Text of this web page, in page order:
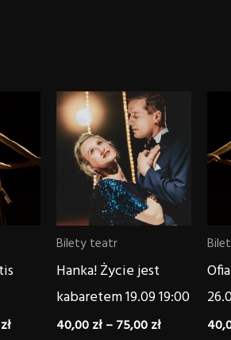
zł
40,00 zł
do
Ten
produkt
ma
wariantów.
Opcje
można
wybrać
Bilety teatr
Hanka! Życie jest
kabaretem 19.09 19:00
40,00zł–75,00zł
Zakres
cen:
od
40,00 zł
do
75,00 zł
ma
Opcje
można